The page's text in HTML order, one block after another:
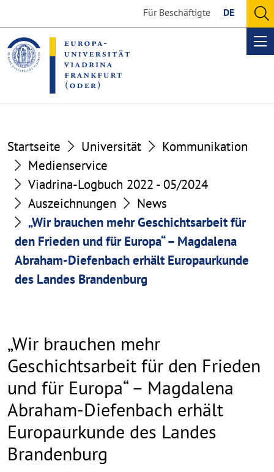
the
content
section
the
footer
section
Für Beschäftigte DE
Startseite Universität
Kommunikation
Medienservice
Viadrina-Logbuch 2022 - 05/2024
Auszeichnungen
News
„Wir brauchen mehr Geschichtsarbeit für
den Frieden und für Europa“ – Magdalena
Abraham-Diefenbach erhält Europaurkunde
des Landes Brandenburg
„Wir brauchen mehr
Geschichtsarbeit für den Frieden
und für Europa“ – Magdalena
Abraham-Diefenbach erhält
Europaurkunde des Landes
Brandenburg